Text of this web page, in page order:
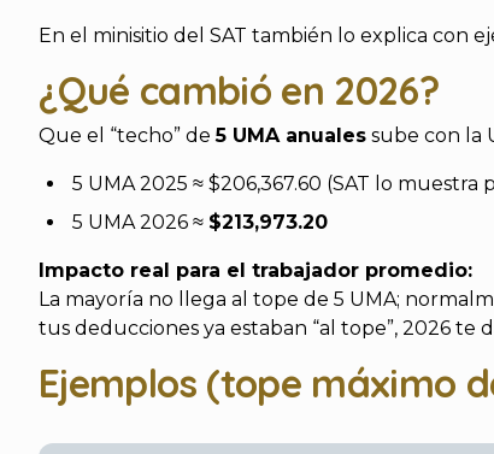
En el minisitio del SAT también lo explica con
¿Qué cambió en 2026?
Que el “techo” de5 UMA anuales sube con la
5 UMA 2025 ≈ $206,367.60 (SAT lo muestra
5 UMA 2026 ≈ $213,973.20
Impacto real para el trabajador promedio:
La mayoría no llega al tope de 5 UMA;
tus deducciones ya estaban “al tope”, 2026 te
Ejemplos (tope máximo